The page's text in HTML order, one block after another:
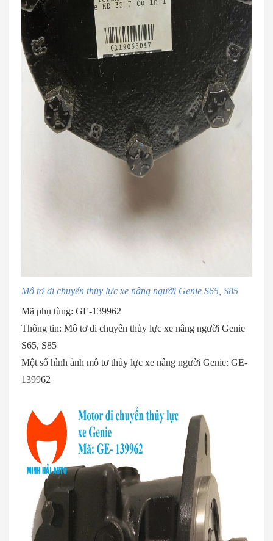
Mô tơ di chuyển thủy lực xe nâng người Genie S65, S85
Mã phụ tùng: GE-139962
Thông tin: Mô tơ di chuyển thủy lực xe nâng người Genie
S65, S85
Một số hình ảnh mô tơ thủy lực xe nâng người Genie: GE-
139962